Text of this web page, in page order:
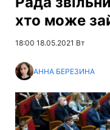
хто може
18:00 18.05.2021 Вт
АННА БЕРЕЗИНА